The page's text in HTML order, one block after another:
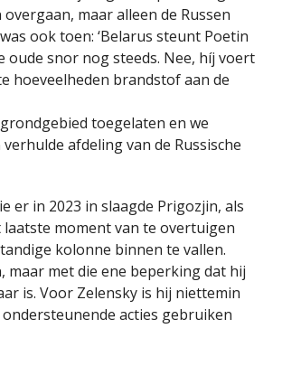
maar alleen de Russen
ook toen: ‘Belarus steunt Poetin
oude snor nog steeds. Nee, híj voert
hoeveelheden brandstof aan de
toegelaten en we
afdeling van de Russische
er in 2023 in slaagde Prigozjin, als
moment van te overtuigen
kolonne binnen te vallen.
met die ene beperking dat hij
is. Voor Zelensky is hij niettemin
acties gebruiken